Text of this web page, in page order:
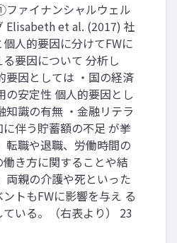
ァイナンシャルウェル
Elisabeth et al. (2017) 社
人的要因に分けてFWに
要因について 分析し
要因としては ・国の経済
の安定性 個人的要因とし
知識の有無 ・金融リテラ
に伴う貯蓄額の不足 が挙
転職や退職、労働時間の
き方に関することや結
両親の介護や死といった
トもFWに影響を与え る
ている。（右表より） 23